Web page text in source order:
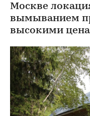
Москве
вымыванием
высокими